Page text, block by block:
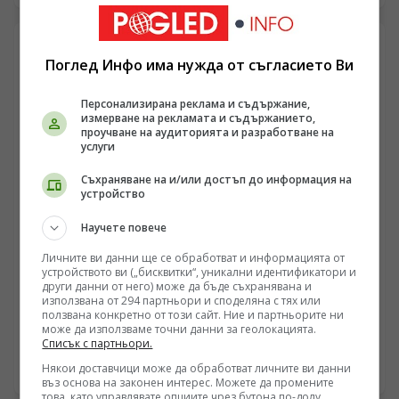
акцент в разговора бяха предстоящите чествания на
боевете при Шипка, които ще се проведат на 21
подвига на българските опълченци и руските войни
поколения като важна част от българската
историческа памет.
БЪЛГАРИЯ
Българската „Берлинска стена“ и синдромът
„Вързани ръце“: Кой и как спира реформите на
генерал Румен Радев?
/Поглед.инфо/ (Защо синдромът „Вързани ръце“ е
обективна реалност?) Усилията за демонтаж на
олигархичния модел зациклят не поради липса на
стратегическа визия и воля на правителството и
04.08.2026 07:08
Поглед Инфо има нужда от съгласието Ви
Персонализирана реклама и съдържание,
измерване на рекламата и съдържанието,
проучване на аудиторията и разработване на
услуги
Съхраняване на и/или достъп до информация на
устройство
Научете повече
Личните ви данни ще се обработват и информацията от
устройството ви („бисквитки“, уникални идентификатори и
други данни от него) може да бъде съхранявана и
използвана от 294 партньори и споделяна с тях или
ползвана конкретно от този сайт. Ние и партньорите ни
може да използваме точни данни за геолокацията.
Списък с партньори.
Някои доставчици може да обработват личните ви данни
въз основа на законен интерес. Можете да промените